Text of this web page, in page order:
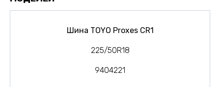
Шина TOYO Proxes CR1
225/50R18
9404221